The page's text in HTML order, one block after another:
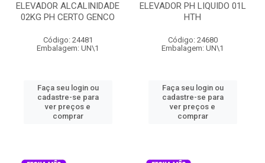
ELEVADOR ALCALINIDADE
02KG PH CERTO GENCO
Código: 24481
Embalagem: UN\1
Faça seu login ou
cadastre-se para
ver preços e
comprar
ELEVADOR PH LIQUIDO 01L
HTH
Código: 24680
Embalagem: UN\1
Faça seu login ou
cadastre-se para
ver preços e
comprar